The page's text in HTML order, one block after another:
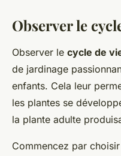
Observer le
Observer le cycle de
de jardinage
enfants. Cela leur
les plantes se
la plante adulte
Commencez par